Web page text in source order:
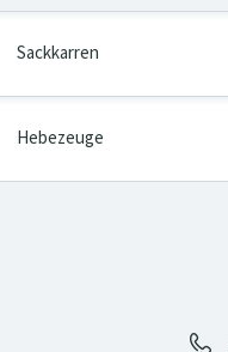
Sackkarren
Hebezeuge